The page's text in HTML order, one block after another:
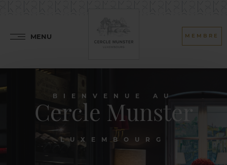
MENU MEMBRE
BIENVENUE AU
Cercle Munster
LUXEMBOURG